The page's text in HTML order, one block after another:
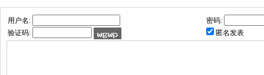
用户名:
密码:
验证码:
匿名发表